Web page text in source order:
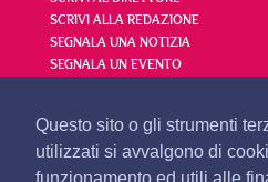
Questo sito o gli strumenti
utilizzati si avvalgono di
SCRIVI ALLA REDAZIONE
SEGNALA UNA NOTIZIA
SEGNALA UN EVENTO